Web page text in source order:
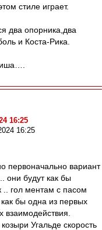
стиле играет.
два опорника,два
и Коста-Рика.
16:25
16:25
первоначально вариант
они будут как бы
.. гол ментам с пасом
бы одна из первых
взаимодействия.
Угальде скорость